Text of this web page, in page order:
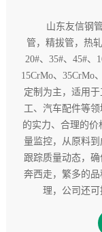
山东友信钢管
管，精拔管，热
20#、35#、45#、
15CrMo、35CrMo
定制为主，适用
工、汽车配件等
的实力、合理的
量监控，从原料
跟踪质量动态，
奔西走，繁多的
理，公司还可